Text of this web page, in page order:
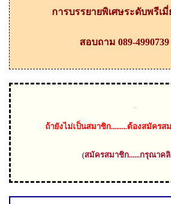
การบรรยายพิเศษระดับพรีเ
สอบถาม 089-
ถ้ายังไม่เป็นสมาชิก.........ต้องสมัคร
(สมัครสมาชิก......กรุณาค